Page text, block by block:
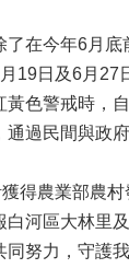
在今年6月
19日及6月
色警戒時，
過民間與政
得農業部農
河區大林里
努力，守護我